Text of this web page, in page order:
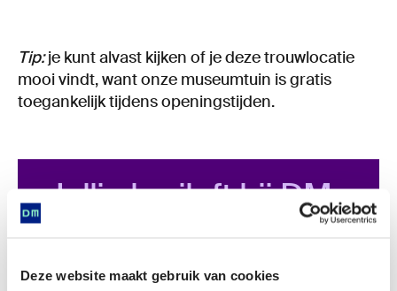
Deze website maakt gebruik van cookies
Tip:je kunt alvast kijken of je deze trouwlocatie
mooi vindt, want onze museumtuin is gratis
toegankelijk tijdens openingstijden.
Jullie bruiloft bij DM
Museum De Buitenplaats of vrijblijvend een